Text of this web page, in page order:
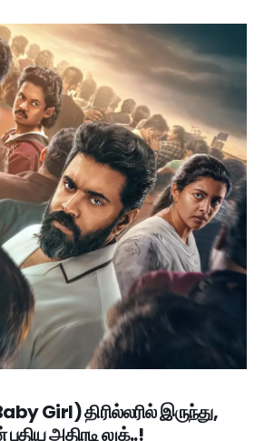
Girl) திரில்லரில் இருந்து,
அதிரடி லுக்..!